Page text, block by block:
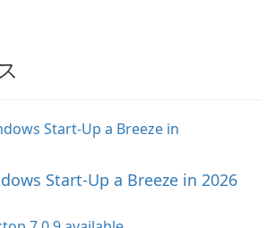
Start-Up a Breeze in 2026